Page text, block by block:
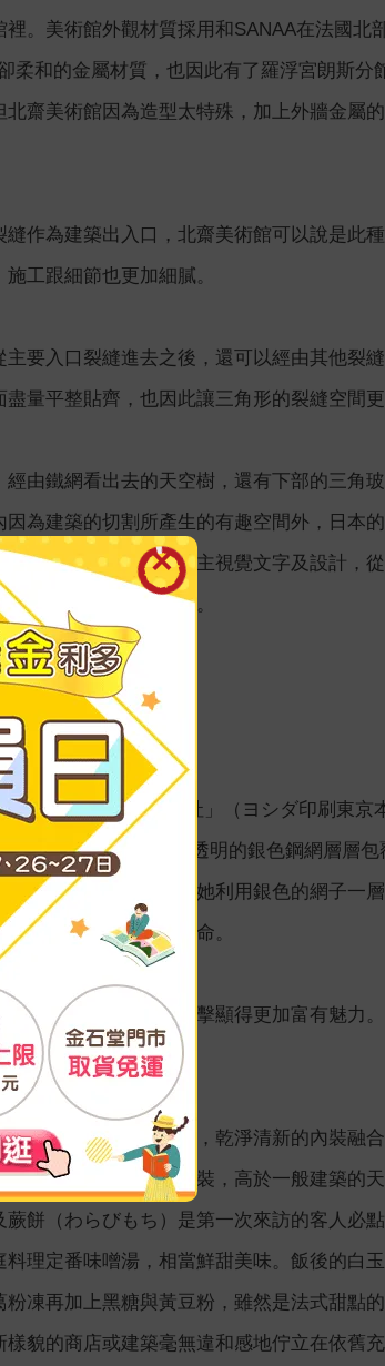
。美術館外觀材質採用和SANAA在法國北
和的金屬材質，也因此有了羅浮宮朗斯分
齋美術館因為造型太特殊，加上外牆金屬
作為建築出入口，北齋美術館可以說是此
工跟細節也更加細膩。
要入口裂縫進去之後，還可以經由其他裂縫
量平整貼齊，也因此讓三角形的裂縫空間
由鐵網看出去的天空樹，還有下部的三角
為建築的切割所產生的有趣空間外，日本
搭配著較為現代感的主視覺文字及設計，
筆一畫，都相當講究。
清澈很美。
印刷東京本社」（ヨシダ印刷東京
於一般的大樓，有點透明的銀色鋼網層層
」的概念。我很喜歡她利用銀色的網子一
在呼吸，賦予了它生命。
下町，因為這樣的衝擊顯得更加富有魅力
，門外掛著白色暖簾，乾淨清新的內裝融
式建築長屋的倉庫改裝，高於一般建築的
餅（わらびもち）是第一次來訪的客人必
理定番味噌湯，相當鮮甜美味。飯後的白
凍再加上黑糖與黃豆粉，雖然是法式甜點
貌的商店或建築毫無違和感地佇立在依舊